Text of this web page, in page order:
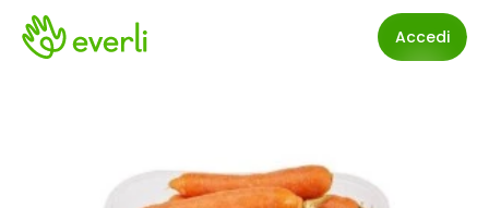
Accedi